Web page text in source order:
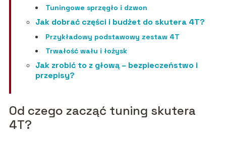
Tuningowe sprzęgło i dzwon
Jak dobrać części i budżet do skutera 4T?
Przykładowy podstawowy zestaw 4T
Trwałość wału i łożysk
Jak zrobić to z głową – bezpieczeństwo i
przepisy?
Od czego zacząć tuning skutera
4T?